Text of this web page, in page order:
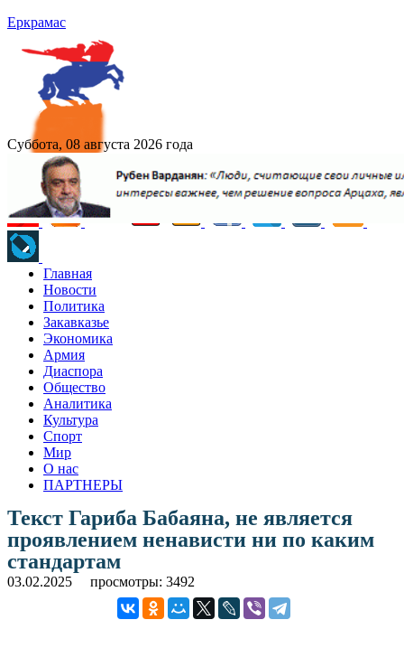
Еркрамас
Суббота, 08 августа 2026 года
Главная
Новости
Политика
Закавказье
Экономика
Армия
Диаспора
Общество
Аналитика
Культура
Спорт
Мир
О нас
ПАРТНЕРЫ
Текст Гариба Бабаяна, не является
проявлением ненависти ни по каким
стандартам
03.02.2025 просмотры: 3492